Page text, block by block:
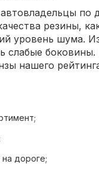
по
резины,
уровень шума.
слабые боковины.
нашего
на дороге;